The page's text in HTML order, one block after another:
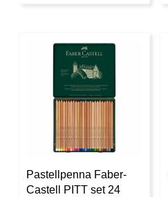
Pastellpenna Faber-
Castell PITT set 24